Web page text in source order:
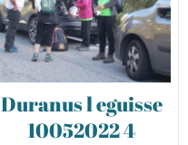
Duranus l eguisse
10052022 4